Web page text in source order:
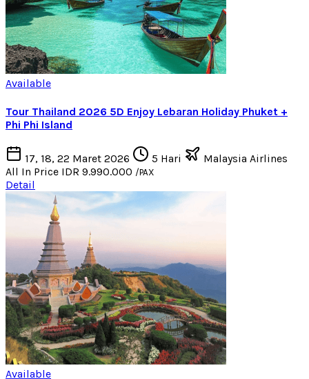
Available
Tour Thailand 2026 5D Enjoy Lebaran Holiday Phuket +
Phi Phi Island
17, 18, 22 Maret 2026 5 Hari
Malaysia Airlines
All In Price IDR 9.990.000 /PAX
Detail
Available